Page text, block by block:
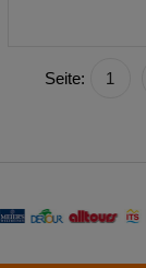
Seite: 1